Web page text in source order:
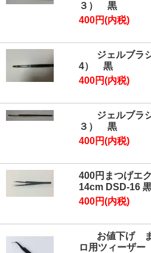
３） 黒
400円(内税)
ジェルブラ
4） 黒
400円(内税)
ジェルブラ
３） 黒
400円(内税)
400円まつげエ
14cm DSD-16
400円(内税)
お値下げ
ロ用ツィーザ